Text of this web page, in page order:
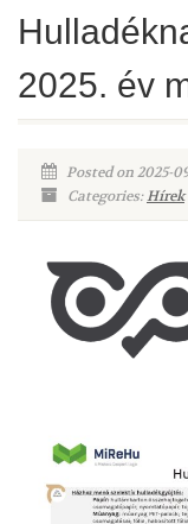
2025. év
Posted on 2025-
Categories:Hírek